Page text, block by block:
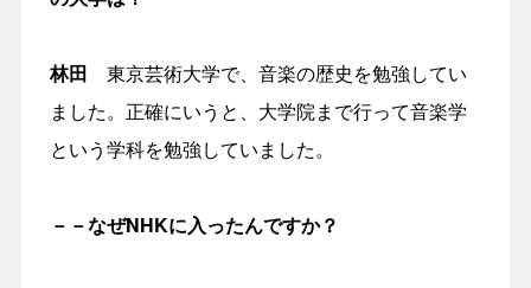
林田 東京芸術大学で、音楽の歴史を勉強してい
ました。正確にいうと、大学院まで行って音楽学
という学科を勉強していました。
－－なぜNHKに入ったんですか？